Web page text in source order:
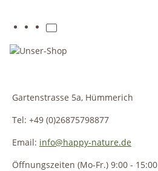
Gartenstrasse 5a, Hümmerich
Tel: +49 (0)26875798877
Email: info@happy-nature.de
Öffnungszeiten (Mo-Fr.) 9:00 - 15:00